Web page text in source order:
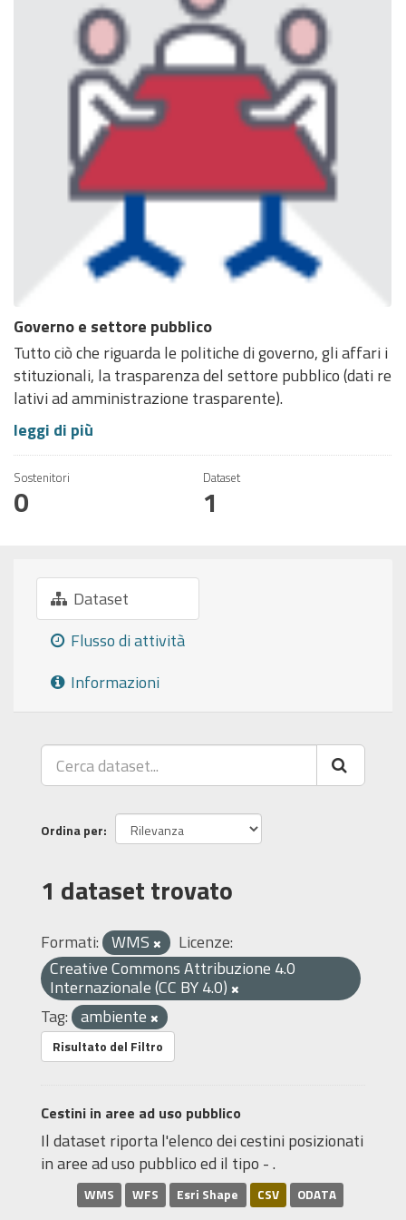
Governo e settore pubblico
Tutto ciò che riguarda le politiche di governo, gli affari i
stituzionali, la trasparenza del settore pubblico (dati re
lativi ad amministrazione trasparente).
leggi di più
Sostenitori
0
Dataset
1
Dataset
Flusso di attività
Informazioni
Ordina per
1 dataset trovato
Formati: WMS
Licenze:
Creative Commons Attribuzione 4.0
Internazionale (CC BY 4.0)
Tag: ambiente
Risultato del Filtro
Cestini in aree ad uso pubblico
Il dataset riporta l'elenco dei cestini posizionati
in aree ad uso pubblico ed il tipo - .
WMS WFS Esri Shape CSV ODATA